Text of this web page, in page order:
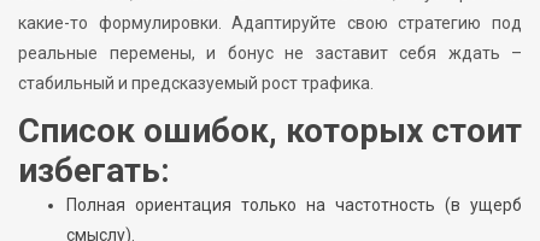
какие-то формулировки. Адаптируйте свою стратегию под
реальные перемены, и бонус не заставит себя ждать –
стабильный и предсказуемый рост трафика.
Список ошибок, которых стоит
избегать:
Полная ориентация только на частотность (в ущерб
смыслу).